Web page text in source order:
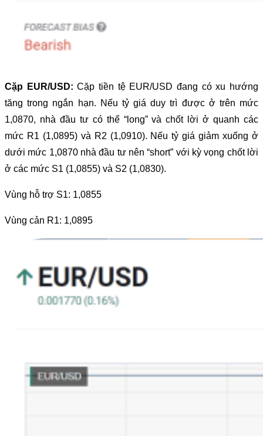
Cặp EUR/USD:Cặp tiền tệ EUR/USD đang có xu hướng
tăng trong ngắn hạn. Nếu tỷ giá duy trì được ở trên mức
1,0870, nhà đầu tư có thể “long” và chốt lời ở quanh các
mức R1 (1,0895) và R2 (1,0910). Nếu tỷ giá giảm xuống ở
dưới mức 1,0870 nhà đầu tư nên “short” với kỳ vọng chốt lời
ở các mức S1 (1,0855) và S2 (1,0830).
Vùng hỗ trợ S1: 1,0855
Vùng cản R1: 1,0895